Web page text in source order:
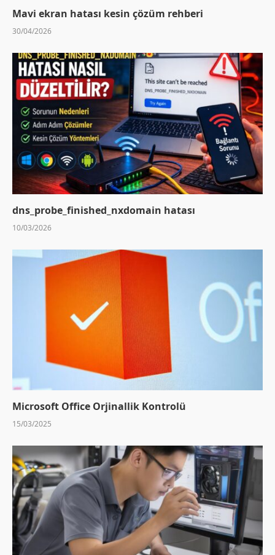
Mavi ekran hatası kesin çözüm rehberi
30/04/2026
dns_probe_finished_nxdomain hatası
10/03/2026
Microsoft Office Orjinallik Kontrolü
15/03/2025